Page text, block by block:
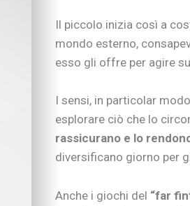
Quando arriva un
Rapporto genitori-
Nipoti e nonni
Sicurezza dentro e
Attività in famiglia
Natale insieme
Imparare
A “tu per tu” con…
Il piccolo inizia così a
mondo esterno,
esso gli offre per agire
I sensi, in particolar modo
esplorare ciò che lo
rassicurano e lo
diversificano giorno per
Anche i giochi del “far